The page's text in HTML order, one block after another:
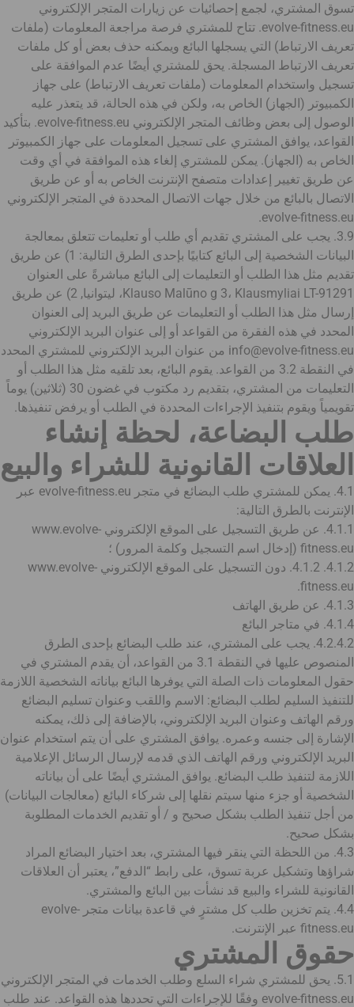
تسوق المشتري، لجمع إحصائيات عن زيارات المتجر الإلكتروني
evolve-fitness.eu. تتاح للمشتري فرصة مراجعة المعلومات (ملفات
تعريف الارتباط) التي يسجلها البائع ويمكنه حذف بعض أو كل ملفات
تعريف الارتباط المسجلة. يحق للمشتري أيضًا عدم الموافقة على
تسجيل واستخدام المعلومات (ملفات تعريف الارتباط) على جهاز
الكمبيوتر (الجهاز) الخاص به، ولكن في هذه الحالة، قد يتعذر عليه
الوصول إلى بعض وظائف المتجر الإلكتروني evolve-fitness.eu. بتأكيد
القواعد، يوافق المشتري على تسجيل المعلومات على جهاز الكمبيوتر
الخاص به (الجهاز). يمكن للمشتري إلغاء هذه الموافقة في أي وقت
عن طريق تغيير إعدادات متصفح الإنترنت الخاص به أو عن طريق
الاتصال بالبائع من خلال جهات الاتصال المحددة في المتجر الإلكتروني
evolve-fitness.eu.
3.9. يجب على المشتري تقديم أي طلب أو تعليمات تتعلق بمعالجة
البيانات الشخصية إلى البائع كتابيًا بإحدى الطرق التالية: 1) عن طريق
تقديم مثل هذا الطلب أو التعليمات إلى البائع مباشرةً على العنوان
Klauso Malūno g 3، Klausmyliai LT-91291، ليتوانيا, 2) عن طريق
إرسال مثل هذا الطلب أو التعليمات عن طريق البريد إلى العنوان
المحدد في هذه الفقرة من القواعد أو إلى عنوان البريد الإلكتروني
info@evolve-fitness.eu من عنوان البريد الإلكتروني للمشتري المحدد
في النقطة 3.2 من القواعد. يقوم البائع، بعد تلقيه مثل هذا الطلب أو
التعليمات من المشتري، بتقديم رد مكتوب في غضون 30 (ثلاثين) يوماً
تقويمياً ويقوم بتنفيذ الإجراءات المحددة في الطلب أو يرفض تنفيذها.
طلب البضاعة، لحظة إنشاء
العلاقات القانونية للشراء والبيع
4.1. يمكن للمشتري طلب البضائع في متجر evolve-fitness.eu عبر
الإنترنت بالطرق التالية:
4.1.1. عن طريق التسجيل على الموقع الإلكتروني www.evolve-
fitness.eu (إدخال اسم التسجيل وكلمة المرور) ؛
4.1.2. 4.1.2. دون التسجيل على الموقع الإلكتروني www.evolve-
fitness.eu.
4.1.3. عن طريق الهاتف
4.1.4. في متاجر البائع
4.2.4.2. يجب على المشتري، عند طلب البضائع بإحدى الطرق
المنصوص عليها في النقطة 3.1 من القواعد، أن يقدم المشتري في
حقول المعلومات ذات الصلة التي يوفرها البائع بياناته الشخصية اللازمة
للتنفيذ السليم لطلب البضائع: الاسم واللقب وعنوان تسليم البضائع
ورقم الهاتف وعنوان البريد الإلكتروني، بالإضافة إلى ذلك، يمكنه
الإشارة إلى جنسه وعمره. يوافق المشتري على أن يتم استخدام عنوان
البريد الإلكتروني ورقم الهاتف الذي قدمه لإرسال الرسائل الإعلامية
اللازمة لتنفيذ طلب البضائع. يوافق المشتري أيضًا على أن بياناته
الشخصية أو جزء منها سيتم نقلها إلى شركاء البائع (معالجات البيانات)
من أجل تنفيذ الطلب بشكل صحيح و / أو تقديم الخدمات المطلوبة
بشكل صحيح.
4.3. من اللحظة التي ينقر فيها المشتري، بعد اختيار البضائع المراد
شراؤها وتشكيل عربة تسوق، على رابط “الدفع”، يعتبر أن العلاقات
القانونية للشراء والبيع قد نشأت بين البائع والمشتري.
4.4. يتم تخزين طلب كل مشترٍ في قاعدة بيانات متجر evolve-
fitness.eu عبر الإنترنت.
حقوق المشتري
5.1. يحق للمشتري شراء السلع وطلب الخدمات في المتجر الإلكتروني
evolve-fitness.eu وفقًا للإجراءات التي تحددها هذه القواعد. عند طلب